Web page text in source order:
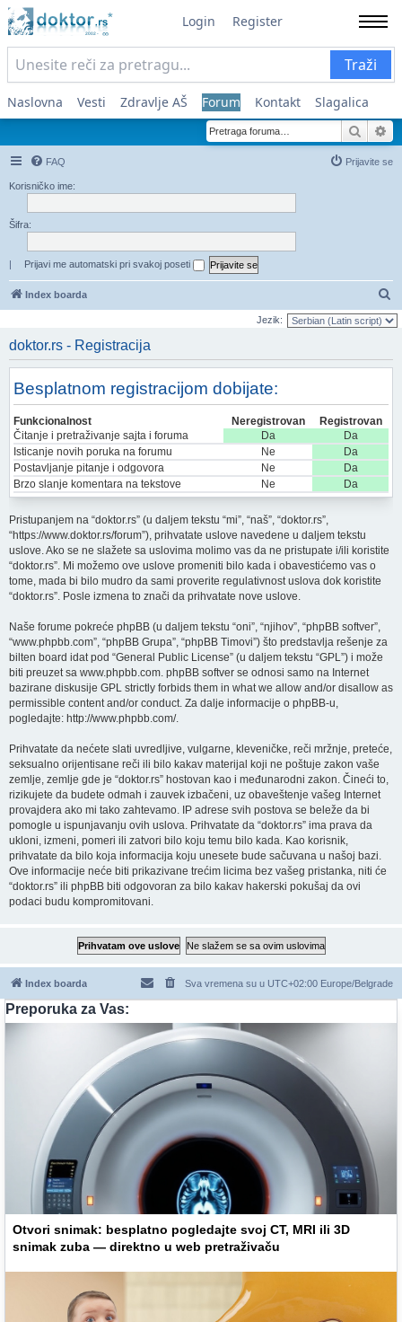
Login Register
Traži
Naslovna Vesti Zdravlje AŠ Forum Kontakt Slagalica
FAQ Prijavite se
Korisničko ime:
Šifra:
| Prijavi me automatski pri svakoj poseti
Index boarda
Jezik:
doktor.rs - Registracija
Besplatnom registracijom dobijate:
Funkcionalnost Neregistrovan
Registrovan
Čitanje i pretraživanje sajta i foruma
Da
Da
Isticanje novih poruka na forumu
Ne
Da
Postavljanje pitanje i odgovora
Ne
Da
Brzo slanje komentara na tekstove
Ne Da
Pristupanjem na “doktor.rs” (u daljem tekstu “mi”, “naš”, “doktor.rs”,
“https://www.doktor.rs/forum”), prihvatate uslove navedene u daljem tekstu
uslove. Ako se ne slažete sa uslovima molimo vas da ne pristupate i/ili koristite
“doktor.rs”. Mi možemo ove uslove promeniti bilo kada i obavestićemo vas o
tome, mada bi bilo mudro da sami proverite regulativnost uslova dok koristite
“doktor.rs”. Posle izmena to znači da prihvatate nove uslove.
Naše forume pokreće phpBB (u daljem tekstu “oni”, “njihov”, “phpBB softver”,
“www.phpbb.com”, “phpBB Grupa”, “phpBB Timovi”) što predstavlja rešenje za
bilten board idat pod “General Public License” (u daljem tekstu “GPL”) i može
biti preuzet sa www.phpbb.com . phpBB softver se odnosi samo na Internet
bazirane diskusije GPL strictly forbids them in what we allow and/or disallow as
permissible content and/or conduct. Za dalje informacije o phpBB-u,
pogledajte: http://www.phpbb.com/.
Prihvatate da nećete slati uvredljive, vulgarne, kleveničke, reči mržnje, preteće,
seksualno orijentisane reči ili bilo kakav materijal koji ne poštuje zakon vaše
zemlje, zemlje gde je “doktor.rs” hostovan kao i međunarodni zakon. Čineći to,
rizikujete da budete odmah i zauvek izbačeni, uz obaveštenje vašeg Internet
provajdera ako mi tako zahtevamo. IP adrese svih postova se beleže da bi
pomogle u ispunjavanju ovih uslova. Prihvatate da “doktor.rs” ima prava da
ukloni, izmeni, pomeri ili zatvori bilo koju temu bilo kada. Kao korisnik,
prihvatate da bilo koja informacija koju unesete bude sačuvana u našoj bazi.
Ove informacije neće biti prikazivane trećim licima bez vašeg pristanka, niti će
“doktor.rs” ili phpBB biti odgovoran za bilo kakav hakerski pokušaj da ovi
podaci budu kompromitovani.
Index boarda Sva vremena su u UTC+02:00 Europe/Belgrade
Preporuka za Vas:
Otvori snimak: besplatno pogledajte svoj CT, MRI ili 3D
snimak zuba — direktno u web pretraživaču